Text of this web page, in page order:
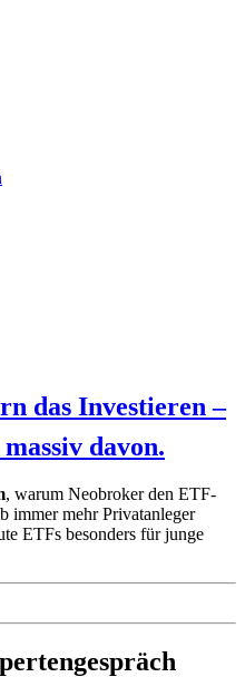
das Investieren –
davon.
, warum Neobroker den ETF-
immer mehr Privatanleger
ETFs besonders für junge